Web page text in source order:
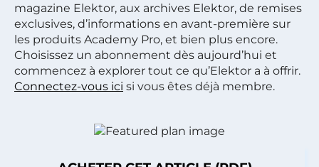
magazine Elektor, aux archives Elektor, de remises
exclusives, d’informations en avant-première sur
les produits Academy Pro, et bien plus encore.
Choisissez un abonnement dès aujourd’hui et
commencez à explorer tout ce qu’Elektor a à offrir.
Connectez-vous ici si vous êtes déjà membre.